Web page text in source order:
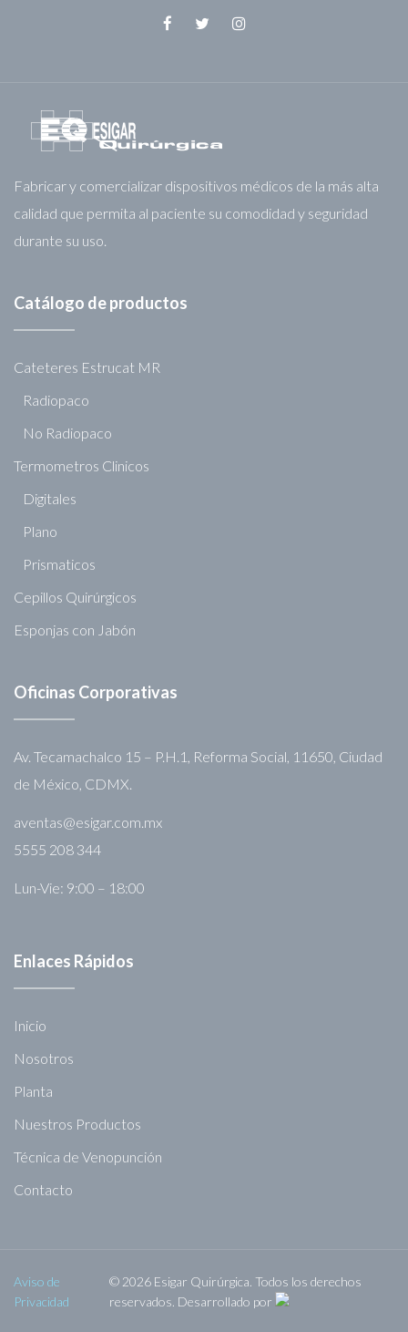
Fabricar y comercializar dispositivos médicos de la más alta
calidad que permita al paciente su comodidad y seguridad
durante su uso.
Catálogo de productos
Cateteres Estrucat MR
Radiopaco
No Radiopaco
Termometros Clinicos
Digitales
Plano
Prismaticos
Cepillos Quirúrgicos
Esponjas con Jabón
Oficinas Corporativas
Av. Tecamachalco 15 – P.H.1, Reforma Social, 11650, Ciudad
de México, CDMX.
aventas@esigar.com.mx
5555 208 344
Lun-Vie: 9:00 – 18:00
Enlaces Rápidos
Inicio
Nosotros
Planta
Nuestros Productos
Técnica de Venopunción
Contacto
Aviso de
Privacidad
© 2026 Esigar Quirúrgica. Todos los derechos
reservados. Desarrollado por